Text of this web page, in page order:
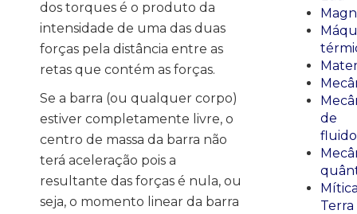
dos torques é o produto da
intensidade de uma das duas
forças pela distância entre as
retas que contém as forças.
Se a barra (ou qualquer corpo)
estiver completamente livre, o
centro de massa da barra não
terá aceleração pois a
resultante das forças é nula, ou
seja, o momento linear da barra
de
Terra